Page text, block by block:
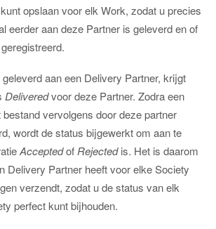
opslaan voor elk Work, zodat u precies
eerder aan deze Partner is geleverd en of
aan een Delivery Partner, krijgt
Deliveredvoor deze Partner. Zodra een
vervolgens door deze partner
wordt de status bijgewerkt om aan te
Acceptedof Rejectedis. Het is daarom
Delivery Partner heeft voor elke Society
verzendt, zodat u de status van elk
perfect kunt bijhouden.